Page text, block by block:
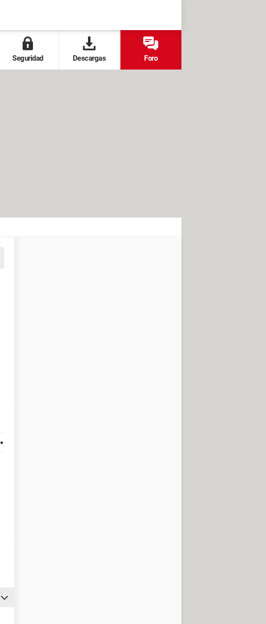
Seguridad Descargas Foro